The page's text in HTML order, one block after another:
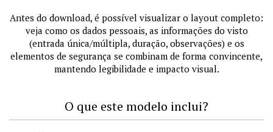
Antes do download, é possível visualizar o layout completo:
veja como os dados pessoais, as informações do visto
(entrada única/múltipla, duração, observações) e os
elementos de segurança se combinam de forma convincente,
mantendo legibilidade e impacto visual.
O que este modelo inclui?